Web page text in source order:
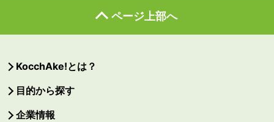
ページ上部へ
KocchAke!とは？
目的から探す
企業情報